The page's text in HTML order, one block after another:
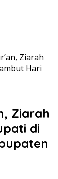
Ziarah
Hari
Ziarah
di